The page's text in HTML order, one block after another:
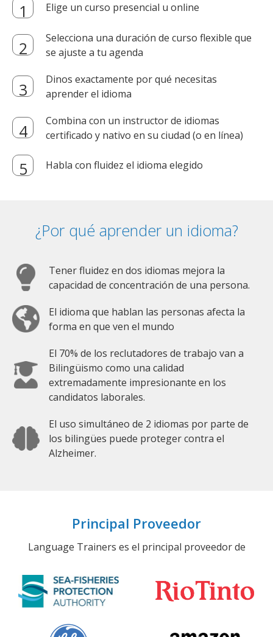
Elige un curso presencial u online
Selecciona una duración de curso flexible que
se ajuste a tu agenda
Dinos exactamente por qué necesitas
aprender el idioma
Combina con un instructor de idiomas
certificado y nativo en su ciudad (o en línea)
Habla con fluidez el idioma elegido
¿Por qué aprender un idioma?
Tener fluidez en dos idiomas mejora la
capacidad de concentración de una persona.
El idioma que hablan las personas afecta la
forma en que ven el mundo
El 70% de los reclutadores de trabajo van a
Bilingüismo como una calidad
extremadamente impresionante en los
candidatos laborales.
El uso simultáneo de 2 idiomas por parte de
los bilingües puede proteger contra el
Alzheimer.
Principal Proveedor
Language Trainers es el principal proveedor de